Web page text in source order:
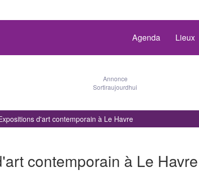
Agenda Lieux
Annonce
Sortiraujourdhui
d'art contemporain à Le Havre
contemporain à Le Havre